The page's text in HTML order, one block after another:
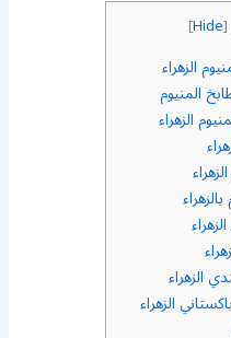
[
Hide
]
الزهراء
المنيوم
الزهراء
الزهراء
الزهراء